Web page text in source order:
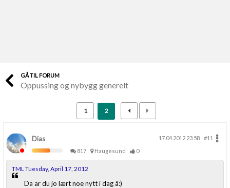
Finn håndverkere
Skaff dokumentasjon som mangler
Kundeservice
Få svar på det du lurer på
GÅ TIL FORUM
Oppussing og nybygg generelt
1 2
Dias 17.04.2012 23.58
#11
817
Haugesund 0
TML Tuesday, April 17, 2012
Da ar du jo lært noe nytt i dag å:)